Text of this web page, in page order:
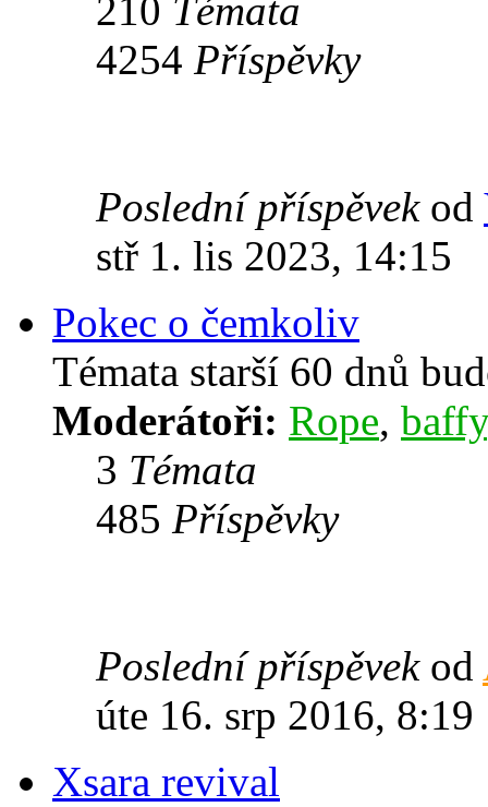
210 Témata
4254 Příspěvky
Poslední příspěvekod
stř 1. lis 2023, 14:15
Pokec o čemkoliv
Témata starší 60 dnů
Moderátoři: Rope, baffy
3 Témata
485 Příspěvky
Poslední příspěvekod
úte 16. srp 2016, 8:19
Xsara revival